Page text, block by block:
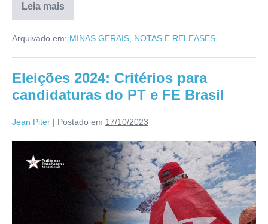
Leia mais
Arquivado em: MINAS GERAIS NOTAS E RELEASES
Eleições 2024: Critérios para
candidaturas do PT e FE Brasil
Jean Piter | Postado em 17/10/2023